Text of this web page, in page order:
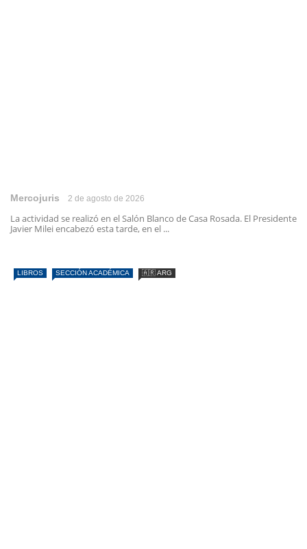
Mercojuris 2 de agosto de 2026
La actividad se realizó en el Salón Blanco de Casa Rosada. El Presidente
Javier Milei encabezó esta tarde, en el ...
LIBROS SECCIÓN ACADÉMICA 🇦🇷 ARG